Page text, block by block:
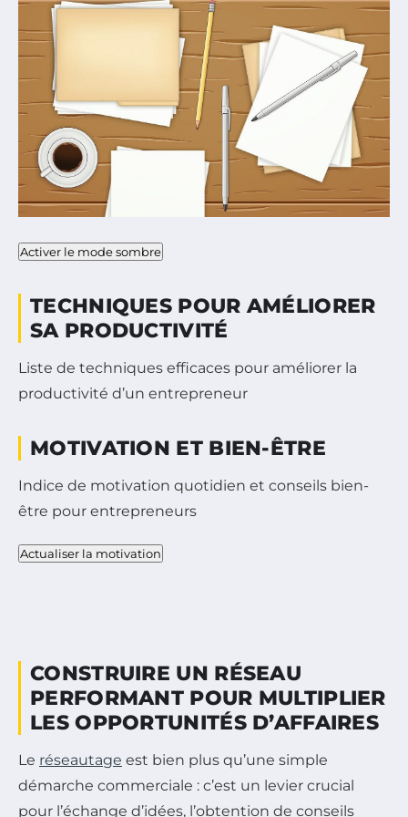
Activer le mode sombre
TECHNIQUES POUR AMÉLIORER
SA PRODUCTIVITÉ
Liste de techniques efficaces pour améliorer la
productivité d’un entrepreneur
MOTIVATION ET BIEN-ÊTRE
Indice de motivation quotidien et conseils bien-
être pour entrepreneurs
Actualiser la motivation
CONSTRUIRE UN RÉSEAU
PERFORMANT POUR MULTIPLIER
LES OPPORTUNITÉS D’AFFAIRES
Le réseautage est bien plus qu’une simple
démarche commerciale : c’est un levier crucial
pour l’échange d’idées, l’obtention de conseils